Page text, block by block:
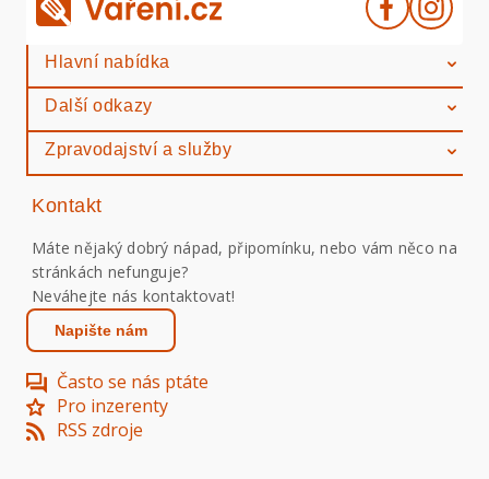
Hlavní nabídka
Další odkazy
Zpravodajství a služby
Kontakt
Máte nějaký dobrý nápad, připomínku, nebo vám něco na
stránkách nefunguje?
Neváhejte nás kontaktovat!
Napište nám
Často se nás ptáte
Pro inzerenty
RSS zdroje